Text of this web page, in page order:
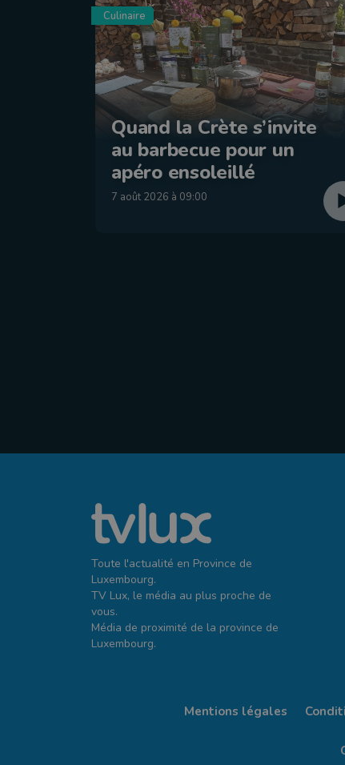
Culinaire
Quand la Crète s’invite
au barbecue pour un
apéro ensoleillé
7 août 2026 à 09:00
Toute l'actualité en Province de
Luxembourg.
TV Lux, le média au plus proche de
vous.
Média de proximité de la province de
Luxembourg.
Mentions légales